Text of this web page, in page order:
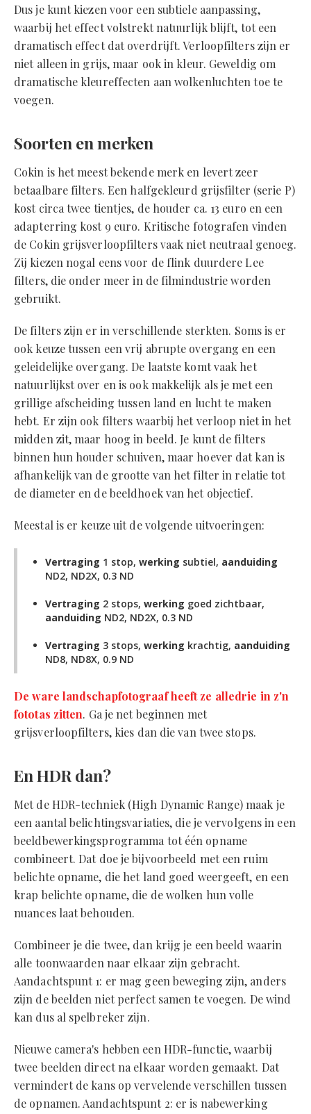
Dus je kunt kiezen voor een subtiele aanpassing,
waarbij het effect volstrekt natuurlijk blijft, tot een
dramatisch effect dat overdrijft. Verloopfilters zijn er
niet alleen in grijs, maar ook in kleur. Geweldig om
dramatische kleureffecten aan wolkenluchten toe te
voegen.
Soorten en merken
Cokin is het meest bekende merk en levert zeer
betaalbare filters. Een halfgekleurd grijsfilter (serie P)
kost circa twee tientjes, de houder ca. 13 euro en een
adapterring kost 9 euro. Kritische fotografen vinden
de Cokin grijsverloopfilters vaak niet neutraal genoeg.
Zij kiezen nogal eens voor de flink duurdere Lee
filters, die onder meer in de filmindustrie worden
gebruikt.
De filters zijn er in verschillende sterkten. Soms is er
ook keuze tussen een vrij abrupte overgang en een
geleidelijke overgang. De laatste komt vaak het
natuurlijkst over en is ook makkelijk als je met een
grillige afscheiding tussen land en lucht te maken
hebt. Er zijn ook filters waarbij het verloop niet in het
midden zit, maar hoog in beeld. Je kunt de filters
binnen hun houder schuiven, maar hoever dat kan is
afhankelijk van de grootte van het filter in relatie tot
de diameter en de beeldhoek van het objectief.
Meestal is er keuze uit de volgende uitvoeringen:
Vertraging 1 stop, werking subtiel, aanduiding
ND2, ND2X, 0.3 ND
Vertraging 2 stops, werking goed zichtbaar,
aanduiding ND2, ND2X, 0.3 ND
Vertraging 3 stops, werking krachtig, aanduiding
ND8, ND8X, 0.9 ND
De ware landschapfotograaf heeft ze alledrie in z'n
fototas zitten. Ga je net beginnen met
grijsverloopfilters, kies dan die van twee stops.
En HDR dan?
Met de HDR-techniek (High Dynamic Range) maak je
een aantal belichtingsvariaties, die je vervolgens in een
beeldbewerkingsprogramma tot één opname
combineert. Dat doe je bijvoorbeeld met een ruim
belichte opname, die het land goed weergeeft, en een
krap belichte opname, die de wolken hun volle
nuances laat behouden.
Combineer je die twee, dan krijg je een beeld waarin
alle toonwaarden naar elkaar zijn gebracht.
Aandachtspunt 1: er mag geen beweging zijn, anders
zijn de beelden niet perfect samen te voegen. De wind
kan dus al spelbreker zijn.
Nieuwe camera's hebben een HDR-functie, waarbij
twee beelden direct na elkaar worden gemaakt. Dat
vermindert de kans op vervelende verschillen tussen
de opnamen. Aandachtspunt 2: er is nabewerking